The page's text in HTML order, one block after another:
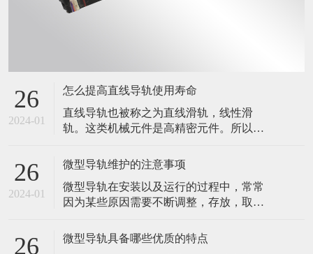
26
2024-01
怎么提高直线导轨使用寿命
直线导轨也被称之为直线滑轨，线性滑
轨。这类机械元件是高精密元件。所以，
会造成直线导轨损坏。在设备的生产制造
以及运行中，大家务必采用更为慎重的心
态，以防止因错误操作造成的上银直线导
轨损坏。那么，我们要怎么做，才能提高
规定 自
26
2024-01
微型导轨维护的注意事项
微型导轨在安装以及运行的过程中，常常
因为某些原因需要不断调整，存放，取
今天，我们就来说说微型导轨维护需要注
意的几个问题。 1.直线导轨在出厂前，导
26
微型导轨具备哪些优质的特点